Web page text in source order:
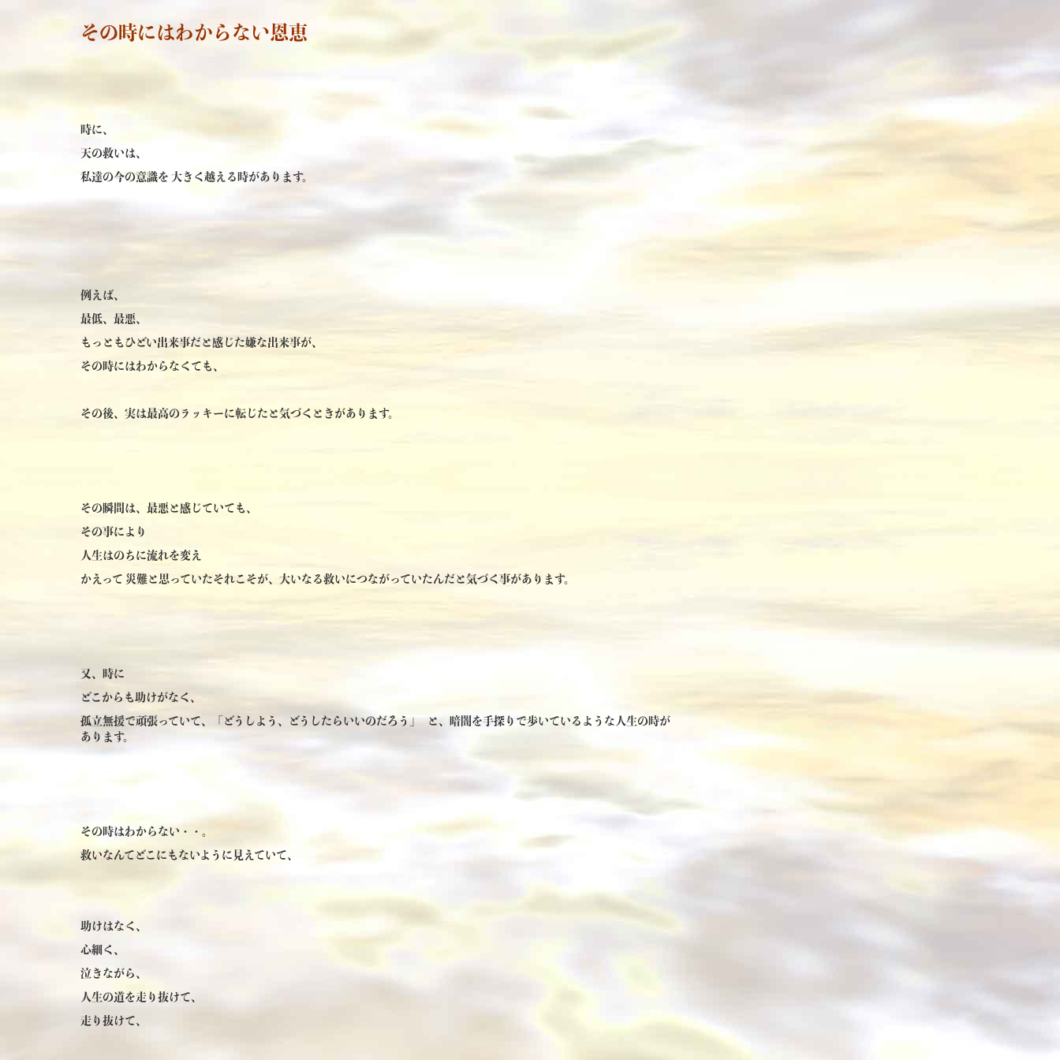
その時にはわからない恩恵
時に、
天の救いは、
私達の今の意識を 大きく越える時があります。
例えば、
最低、最悪、
もっともひどい出来事だと感じた嫌な出来事が、
その時にはわからなくても、
その後、実は最高のラッキーに転じたと気づくときがあります。
その瞬間は、最悪と感じていても、
その事により
人生はのちに流れを変え
かえって 災難と思っていたそれこそが、大いなる救いにつながっていたんだと気づく事があります。
又、時に
どこからも助けがなく、
孤立無援で頑張っていて、「どうしよう、どうしたらいいのだろう」 と、暗闇を手探りで歩いているような人生の時が
あります。
その時はわからない・・。
救いなんてどこにもないように見えていて、
助けはなく、
心細く、
泣きながら、
人生の道を走り抜けて、
走り抜けて、